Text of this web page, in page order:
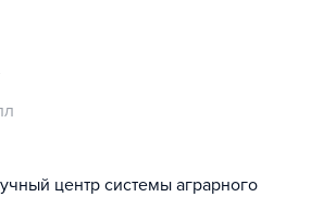
центр системы аграрного